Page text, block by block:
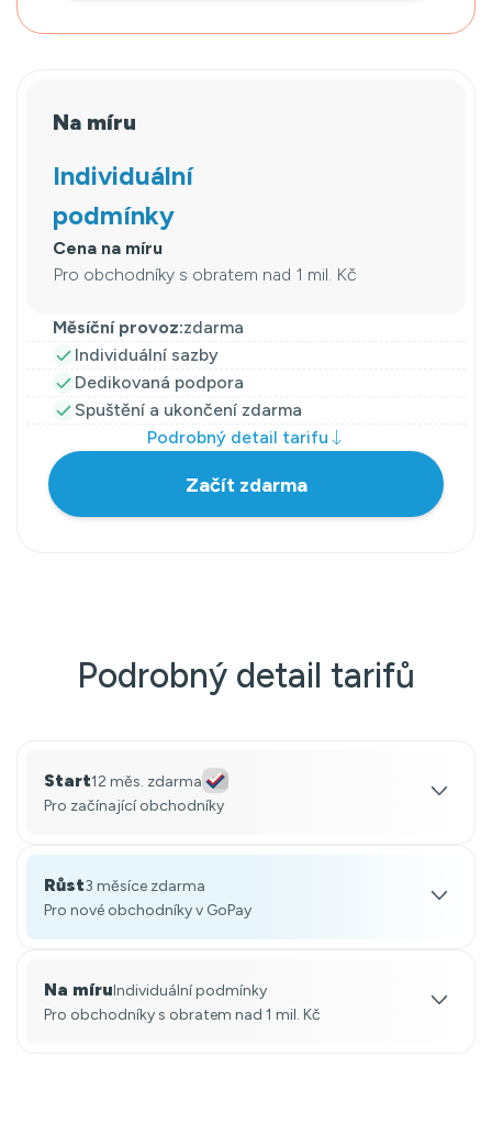
Na míru
Individuální
podmínky
Cena na míru
Pro obchodníky s obratem nad 1 mil. Kč
Měsíční provoz:zdarma
Individuální sazby
Dedikovaná podpora
Spuštění a ukončení zdarma
Podrobný detail tarifu
Začít zdarma
Podrobný detail tarifů
Start12 měs. zdarma
Pro začínající obchodníky
Růst3 měsíce zdarma
Pro nové obchodníky v GoPay
Na míruIndividuální podmínky
Pro obchodníky s obratem nad 1 mil. Kč